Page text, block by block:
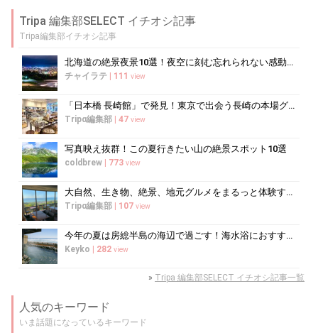
Tripa 編集部SELECT イチオシ記事
Tripa編集部イチオシ記事
北海道の絶景夜景10選！夜空に刻む忘れられない感動の光景へ
チャイラテ | 111 view
「日本橋 長崎館」で発見！東京で出会う長崎の本場グルメ＆名産品巡り
Tripα編集部 | 47 view
写真映え抜群！この夏行きたい山の絶景スポット10選
coldbrew | 773 view
大自然、生き物、絶景、地元グルメをまるっと体験する「湘南西エリア」
Tripα編集部 | 107 view
今年の夏は房総半島の海辺で過ごす！海水浴におすすめの宿10選
Keyko | 282 view
» Tripa 編集部SELECT イチオシ記事一覧
人気のキーワード
いま話題になっているキーワード